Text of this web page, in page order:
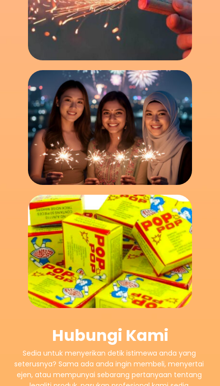
Hubungi Kami
Sedia untuk menyerikan detik istimewa anda yang
seterusnya? Sama ada anda ingin membeli, menyertai
ejen, atau mempunyai sebarang pertanyaan tentang